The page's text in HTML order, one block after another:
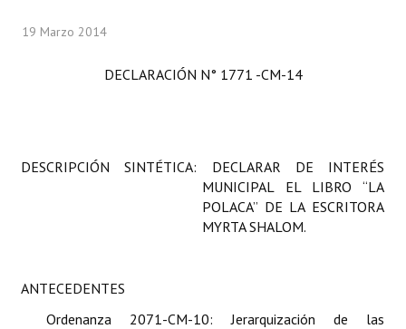
Comisiones Especiales
19 Marzo 2014
DECLARACIÓN N° 1771 -CM-14
DESCRIPCIÓN SINTÉTICA: DECLARAR DE INTERÉS
MUNICIPAL EL LIBRO “LA
POLACA” DE LA ESCRITORA
MYRTA SHALOM.
ANTECEDENTES
Ordenanza 2071-CM-10: Jerarquización de las